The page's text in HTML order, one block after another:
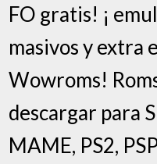
FO gratis! ¡
masivos y extra
Wowroms!
descargar para
MAME, PS2,